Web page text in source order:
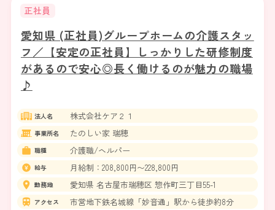
正社員
愛知県 (正社員)グループホームの介護スタッ
フ／【安定の正社員】しっかりした研修制度
があるので安心◎長く働けるのが魅力の職場
♪
法人名 株式会社ケア２１
事業所名 たのしい家 瑞穂
職種 介護職/ヘルパー
給与 月給制：208,800円〜228,800円
勤務地 愛知県 名古屋市瑞穂区 惣作町三丁目55-1
アクセス 市営地下鉄名城線「妙音通」駅から徒歩約8分